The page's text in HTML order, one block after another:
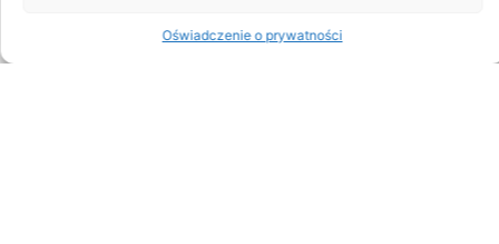
Oświadczenie o prywatności
Oficjalna strona internetowa szkoły: